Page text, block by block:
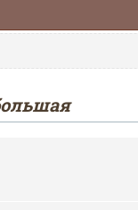
не вся